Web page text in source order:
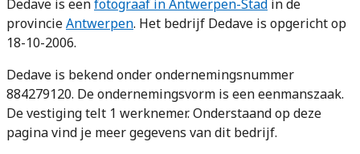
Dedave is eenfotograaf in Antwerpen-Stad in de
provincieAntwerpen. Het bedrijf Dedave is opgericht op
18-10-2006.
Dedave is bekend onder ondernemingsnummer
884279120. De ondernemingsvorm is een eenmanszaak.
De vestiging telt 1 werknemer. Onderstaand op deze
pagina vind je meer gegevens van dit bedrijf.